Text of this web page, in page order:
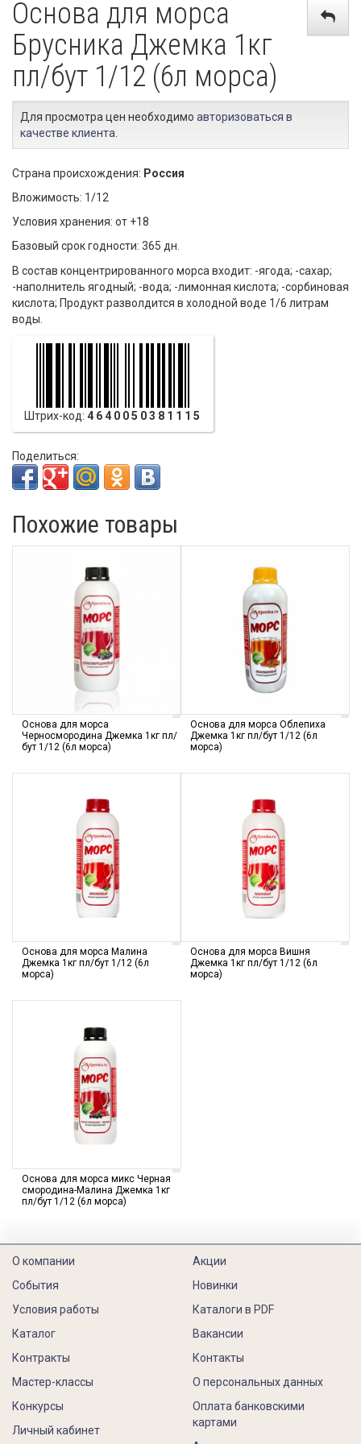
Основа для морса
Брусника Джемка 1кг
пл/бут 1/12 (6л морса)
Для просмотра цен необходимо авторизоваться в
качестве клиента
Страна происхождения: Россия
Вложимость: 1/12
Условия хранения: от +18
Базовый срок годности: 365 дн.
В состав концентрированного морса входит: -ягода; -сахар;
-наполнитель ягодный; -вода; -лимонная кислота; -сорбиновая
кислота; Продукт разволдится в холодной воде 1/6 литрам
воды.
Штрих-код: 4640050381115
Поделиться:
Похожие товары
Основа для морса
Черносмородина Джемка 1кг пл/
бут 1/12 (6л морса)
Основа для морса Облепиха
Джемка 1кг пл/бут 1/12 (6л
морса)
Основа для морса Малина
Джемка 1кг пл/бут 1/12 (6л
морса)
Основа для морса Вишня
Джемка 1кг пл/бут 1/12 (6л
морса)
Основа для морса микс Черная
смородина-Малина Джемка 1кг
пл/бут 1/12 (6л морса)
О компании
События
Условия работы
Каталог
Контракты
Акции
Новинки
Каталоги в PDF
Вакансии
Контакты
Мастер-классы
Конкурсы
Личный кабинет
О персональных данных
Оплата банковскими
картами